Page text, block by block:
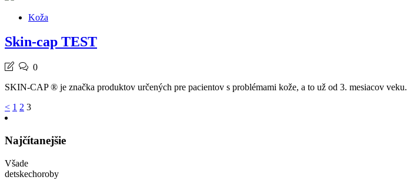
Koža
Skin-cap TEST
0
SKIN-CAP ® je značka produktov určených pre pacientov s problémami kože, a to už od 3. mesiacov
Stránkovanie
< 1 2 3
Najčítanejšie
Všade
detskechoroby